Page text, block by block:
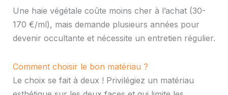
Une haie végétale coûte moins cher à l’achat (30-
170 €/ml), mais demande plusieurs années pour
devenir occultante et nécessite un entretien régulier.
Comment choisir le bon matériau ?
Le choix se fait à deux ! Privilégiez un matériau